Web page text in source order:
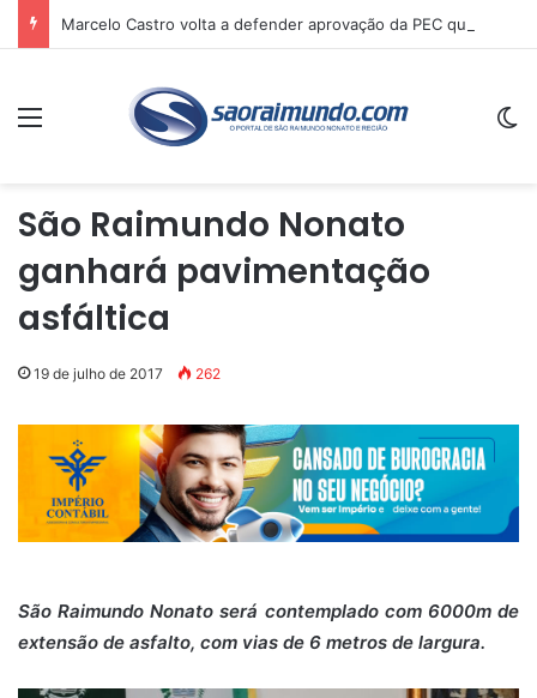
Menu
São Raimundo Nonato
ganhará pavimentação
asfáltica
19 de julho de 2017 262
São Raimundo Nonato será contemplado com 6000m de
extensão de asfalto, com vias de 6 metros de largura.